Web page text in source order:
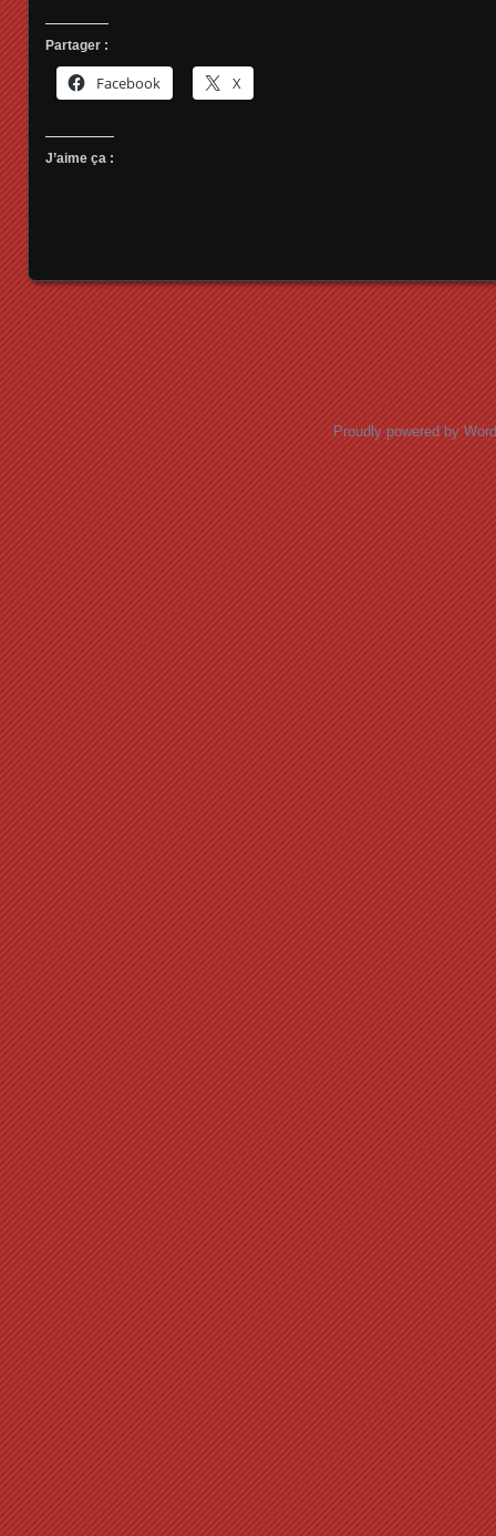
Partager :
Facebook X
J’aime ça :
Proudly powered by